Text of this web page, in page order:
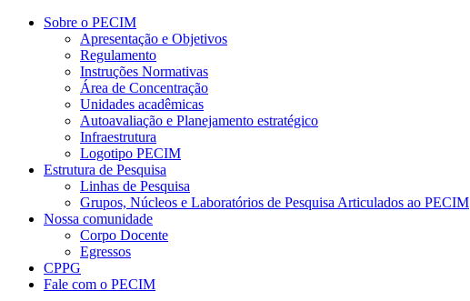
Conteúdo principal Menu principal
Sobre o PECIM
Apresentação e Objetivos
Regulamento
Instruções Normativas
Área de Concentração
Unidades acadêmicas
Autoavaliação e Planejamento estratégico
Infraestrutura
Logotipo PECIM
Estrutura de Pesquisa
Linhas de Pesquisa
Grupos, Núcleos e Laboratórios de Pesquisa Articulados ao PECIM
Nossa comunidade
Corpo Docente
Egressos
CPPG
Fale com o PECIM